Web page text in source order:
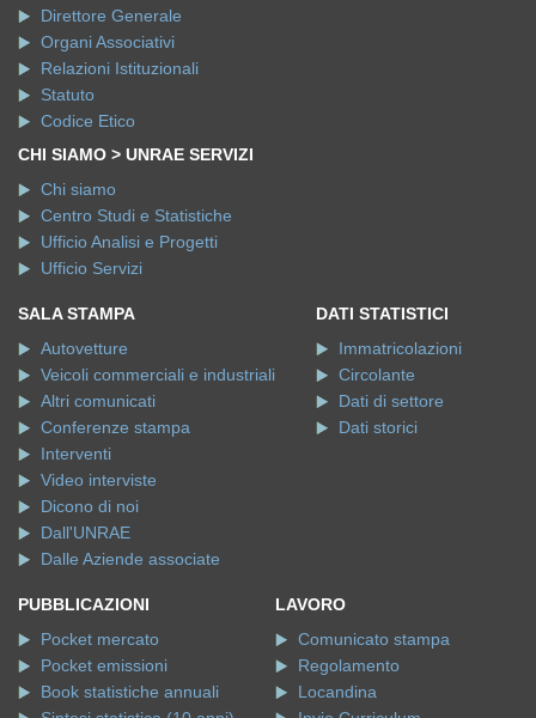
Direttore Generale
Organi Associativi
Relazioni Istituzionali
Statuto
Codice Etico
CHI SIAMO > UNRAE SERVIZI
Chi siamo
Centro Studi e Statistiche
Ufficio Analisi e Progetti
Ufficio Servizi
SALA STAMPA
Autovetture
Veicoli commerciali e industriali
Altri comunicati
Conferenze stampa
Interventi
Video interviste
Dicono di noi
Dall'UNRAE
Dalle Aziende associate
DATI STATISTICI
Immatricolazioni
Circolante
Dati di settore
Dati storici
PUBBLICAZIONI
Pocket mercato
Pocket emissioni
Book statistiche annuali
LAVORO
Comunicato stampa
Regolamento
Locandina